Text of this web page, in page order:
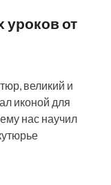
уроков от
великий и
иконой для
нас научил